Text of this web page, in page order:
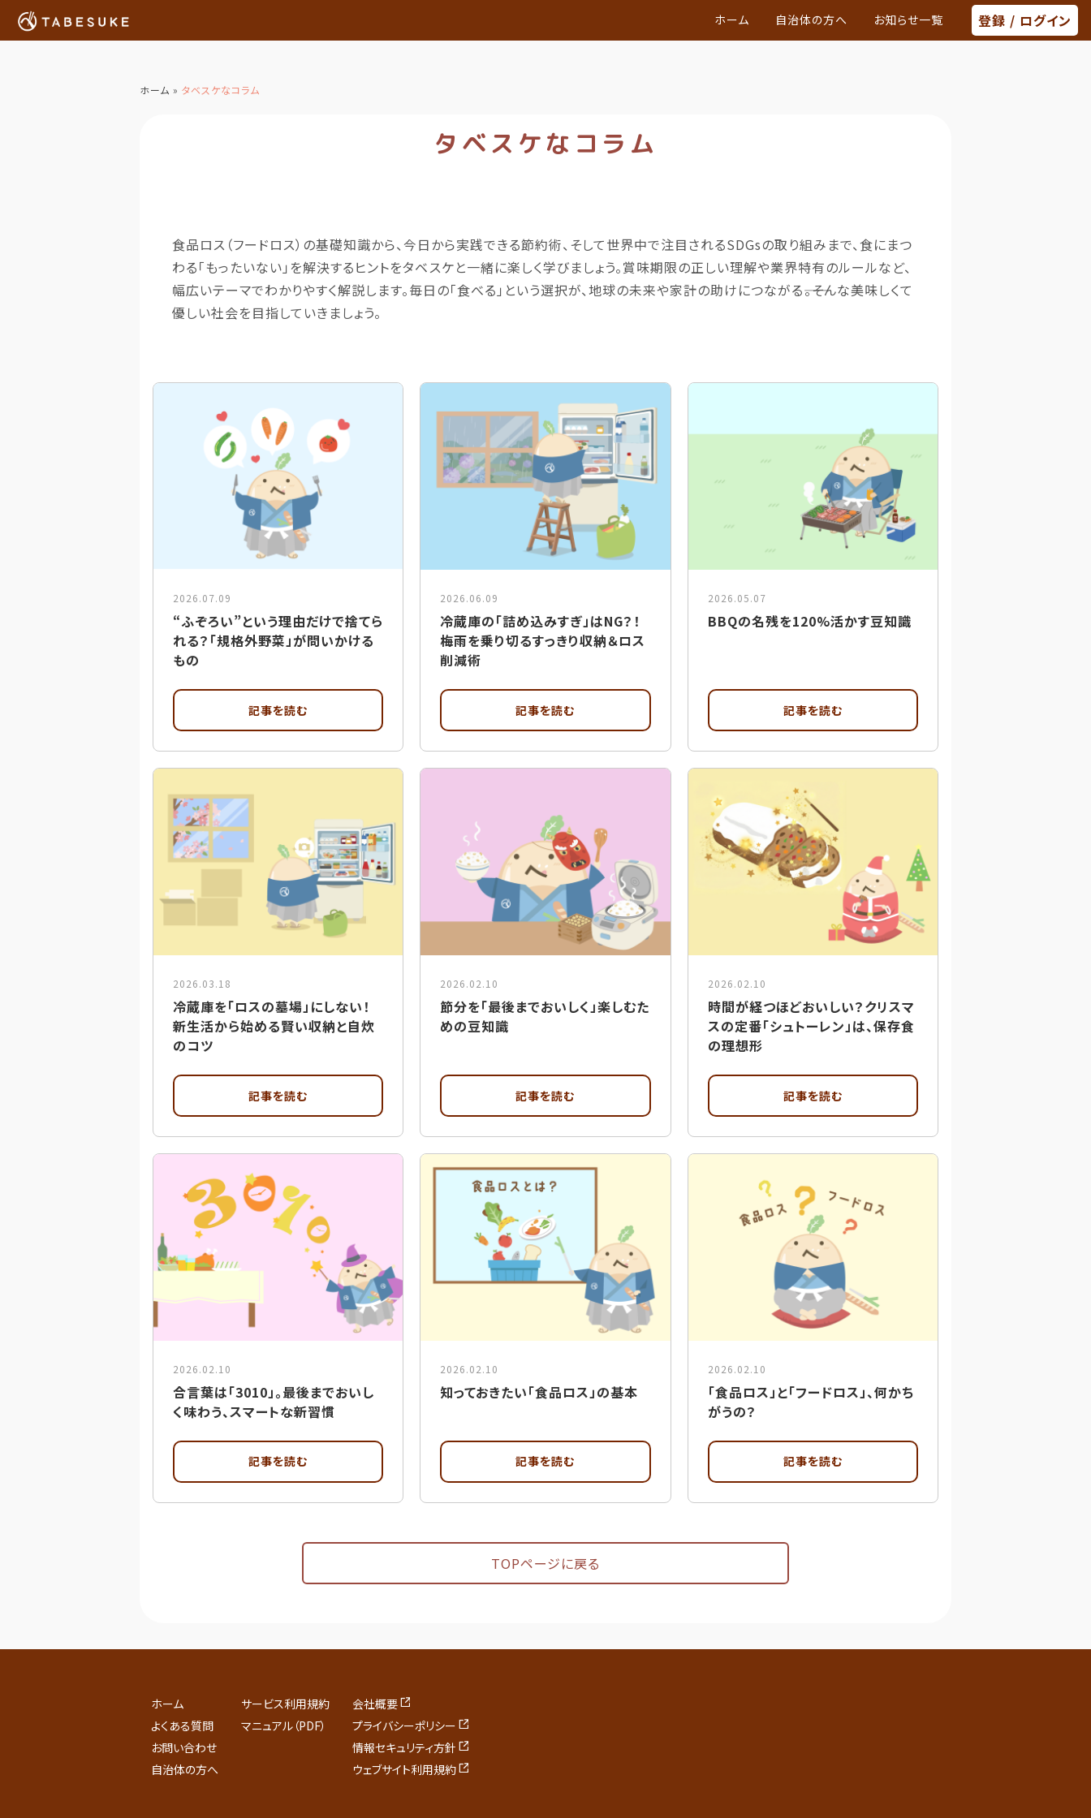
ホーム 自治体の方へ お知らせ一覧 登録 / ログイン
ホーム » タベスケなコラム
タベスケなコラム
食品ロス（フードロス） の基礎知識から、今日から実践できる節約術、そして世界中で注目されるSDGsの取り組みまで、食にまつ
わる「もったいない」を解決するヒントをタベスケと一緒に楽しく学びましょう。賞味期限の正しい理解や業界特有のルールなど、
幅広いテーマでわかりやすく解説します。毎日の「食べる」という選択が、地球の未来や家計の助けにつながる――。そんな美味しくて
優しい社会を目指していきましょう。
2026.07.09
“ふぞろい”という理由だけで捨てら
れる？「規格外野菜」が問いかける
もの
記事を読む
2026.06.09
冷蔵庫の「詰め込みすぎ」はNG？！
梅雨を乗り切るすっきり収納＆ロス
削減術
記事を読む
2026.05.07
BBQの名残を120%活かす豆知識
記事を読む
2026.03.18
冷蔵庫を「ロスの墓場」にしない！
新生活から始める賢い収納と自炊
のコツ
記事を読む
2026.02.10
節分を「最後までおいしく」楽しむた
めの豆知識
記事を読む
2026.02.10
時間が経つほどおいしい？クリスマ
スの定番「シュトーレン」は、保存食
の理想形
記事を読む
2026.02.10
合言葉は「3010」。最後までおいし
く味わう、スマートな新習慣
記事を読む
2026.02.10
知っておきたい「食品ロス」の基本
記事を読む
2026.02.10
「食品ロス」と「フードロス」、何かち
がうの？
記事を読む
TOPページに戻る
ホーム
よくある質問
お問い合わせ
自治体の方へ
サービス利用規約
マニュアル（PDF）
会社概要
プライバシーポリシー
情報セキュリティ方針
ウェブサイト利用規約